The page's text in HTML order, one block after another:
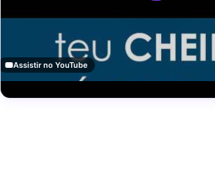
Assistir no YouTube